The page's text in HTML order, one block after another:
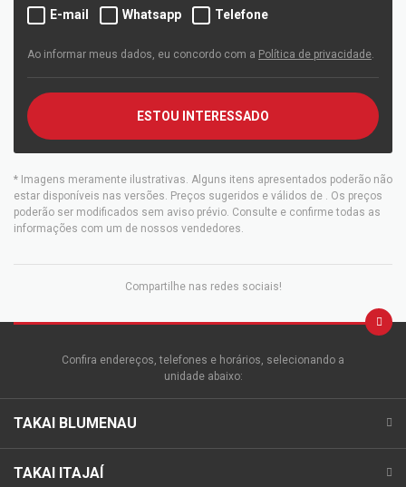
E-mail
Whatsapp Telefone
Ao informar meus dados, eu concordo com a Política de privacidade.
ESTOU INTERESSADO
* Imagens meramente ilustrativas. Alguns itens apresentados poderão não
estar disponíveis nas versões. Preços sugeridos e válidos de . Os preços
poderão ser modificados sem aviso prévio. Consulte e confirme todas as
informações com um de nossos vendedores.
Compartilhe nas redes sociais!
Confira endereços, telefones e horários, selecionando a
unidade abaixo:
TAKAI BLUMENAU
TAKAI ITAJAÍ